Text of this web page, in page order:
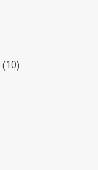
10товаров